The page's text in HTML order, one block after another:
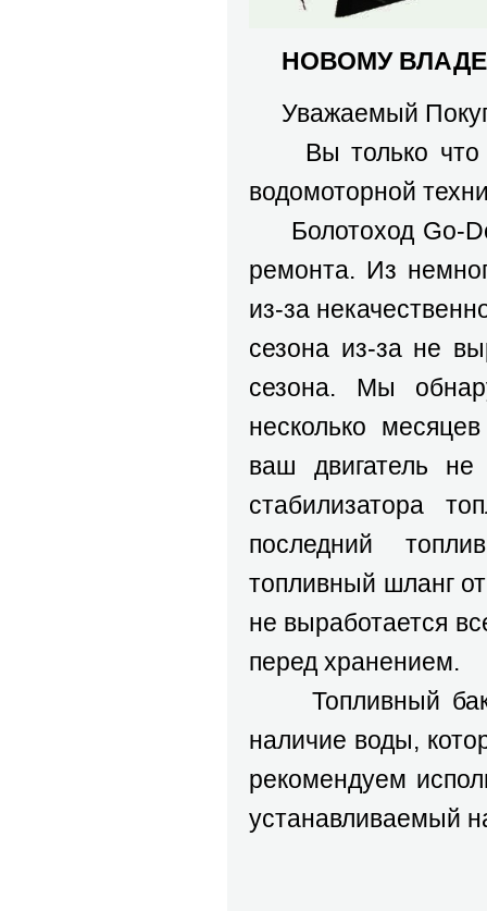
НОВОМУ
Уважаемый
Вы только что
водомоторной
Болотоход Go-
ремонта. Из
из-за
сезона из-за не
сезона. Мы
несколько
ваш двигатель не
стабилизатора
последний
топливный шланг
не выработается
перед хранением.
Топливный бак
наличие воды,
рекомендуем
устанавливаемый